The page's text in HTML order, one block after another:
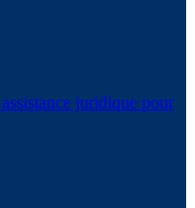
juridique pour